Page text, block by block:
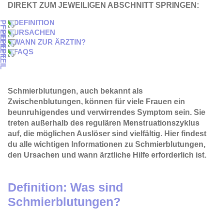
Schmierblutungen, auch bekannt als
Zwischenblutungen, können für viele Frauen ein
beunruhigendes und verwirrendes Symptom sein. Sie
treten außerhalb des regulären Menstruationszyklus
auf, die möglichen Auslöser sind vielfältig. Hier findest
du alle wichtigen Informationen zu Schmierblutungen,
den Ursachen und wann ärztliche Hilfe erforderlich ist.
Definition: Was sind
Schmierblutungen?
DIREKT ZUM JEWEILIGEN ABSCHNITT SPRINGEN:
DEFINITION
URSACHEN
WANN ZUR ÄRZTIN?
FAQS